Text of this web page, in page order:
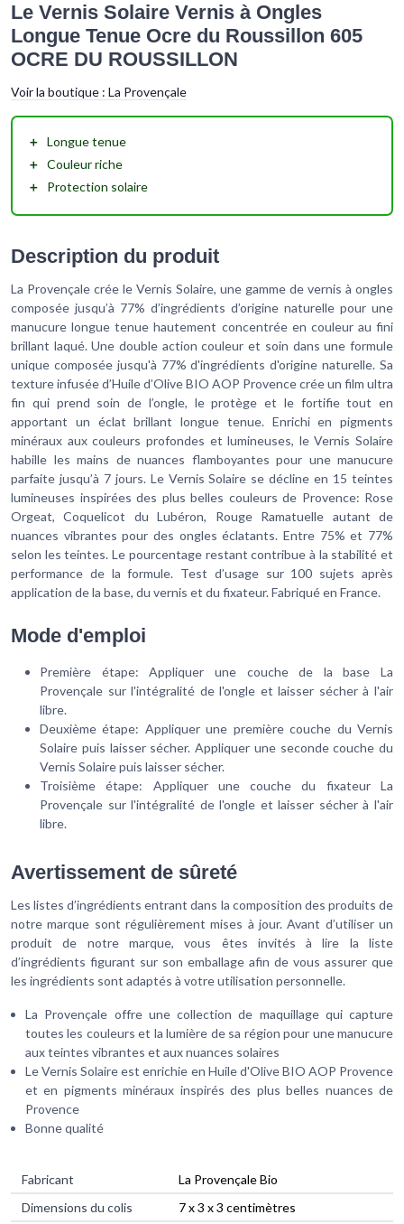
Le Vernis Solaire Vernis à Ongles
Longue Tenue Ocre du Roussillon 605
OCRE DU ROUSSILLON
Voir la boutique : La Provençale
＋ Longue tenue
＋ Couleur riche
＋
Protection solaire
Description du produit
La Provençale crée le Vernis Solaire, une gamme de vernis à ongles
composée jusqu’à 77% d’ingrédients d’origine naturelle pour une
manucure longue tenue hautement concentrée en couleur au fini
brillant laqué. Une double action couleur et soin dans une formule
unique composée jusqu'à 77% d'ingrédients d'origine naturelle. Sa
texture infusée d’Huile d’Olive BIO AOP Provence crée un film ultra
fin qui prend soin de l’ongle, le protège et le fortifie tout en
apportant un éclat brillant longue tenue. Enrichi en pigments
minéraux aux couleurs profondes et lumineuses, le Vernis Solaire
habille les mains de nuances flamboyantes pour une manucure
parfaite jusqu’à 7 jours. Le Vernis Solaire se décline en 15 teintes
lumineuses inspirées des plus belles couleurs de Provence: Rose
Orgeat, Coquelicot du Lubéron, Rouge Ramatuelle autant de
nuances vibrantes pour des ongles éclatants. Entre 75% et 77%
selon les teintes. Le pourcentage restant contribue à la stabilité et
performance de la formule. Test d’usage sur 100 sujets après
application de la base, du vernis et du fixateur. Fabriqué en France.
Mode d'emploi
Première étape: Appliquer une couche de la base La
Provençale sur l'intégralité de l'ongle et laisser sécher à l'air
libre.
Deuxième étape: Appliquer une première couche du Vernis
Solaire puis laisser sécher. Appliquer une seconde couche du
Vernis Solaire puis laisser sécher.
Troisième étape: Appliquer une couche du fixateur La
Provençale sur l'intégralité de l'ongle et laisser sécher à l'air
libre.
Avertissement de sûreté
Les listes d’ingrédients entrant dans la composition des produits de
notre marque sont régulièrement mises à jour. Avant d’utiliser un
produit de notre marque, vous êtes invités à lire la liste
d’ingrédients figurant sur son emballage afin de vous assurer que
les ingrédients sont adaptés à votre utilisation personnelle.
La Provençale offre une collection de maquillage qui capture
toutes les couleurs et la lumière de sa région pour une manucure
aux teintes vibrantes et aux nuances solaires
Le Vernis Solaire est enrichie en Huile d'Olive BIO AOP Provence
et en pigments minéraux inspirés des plus belles nuances de
Provence
Bonne qualité
Fabricant
‎La Provençale Bio
Dimensions du colis
‎7 x 3 x 3 centimètres